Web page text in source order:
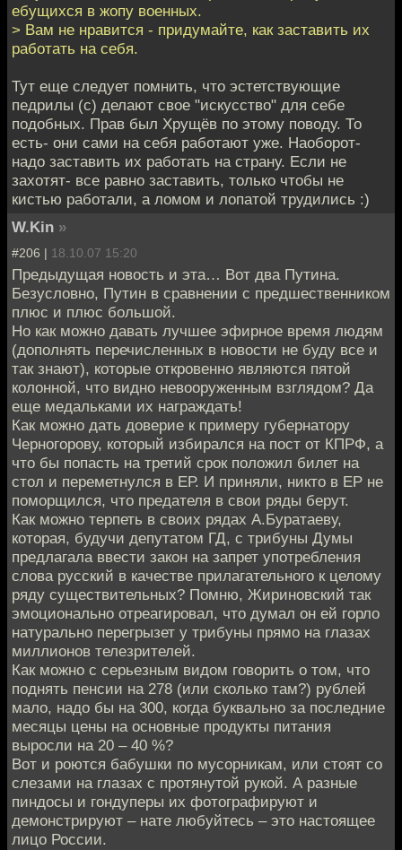
ебущихся в жопу военных.
> Вам не нравится - придумайте, как заставить их
работать на себя.
Тут еще следует помнить, что эстетствующие
педрилы (с) делают свое "искусство" для себе
подобных. Прав был Хрущёв по этому поводу. То
есть- они сами на себя работают уже. Наоборот-
надо заставить их работать на страну. Если не
захотят- все равно заставить, только чтобы не
кистью работали, а ломом и лопатой трудились :)
W.Kin »
#206 | 18.10.07 15:20
Предыдущая новость и эта… Вот два Путина.
Безусловно, Путин в сравнении с предшественником
плюс и плюс большой.
Но как можно давать лучшее эфирное время людям
(дополнять перечисленных в новости не буду все и
так знают), которые откровенно являются пятой
колонной, что видно невооруженным взглядом? Да
еще медальками их награждать!
Как можно дать доверие к примеру губернатору
Черногорову, который избирался на пост от КПРФ, а
что бы попасть на третий срок положил билет на
стол и переметнулся в ЕР. И приняли, никто в ЕР не
поморщился, что предателя в свои ряды берут.
Как можно терпеть в своих рядах А.Буратаеву,
которая, будучи депутатом ГД, с трибуны Думы
предлагала ввести закон на запрет употребления
слова русский в качестве прилагательного к целому
ряду существительных? Помню, Жириновский так
эмоционально отреагировал, что думал он ей горло
натурально перегрызет у трибуны прямо на глазах
миллионов телезрителей.
Как можно с серьезным видом говорить о том, что
поднять пенсии на 278 (или сколько там?) рублей
мало, надо бы на 300, когда буквально за последние
месяцы цены на основные продукты питания
выросли на 20 – 40 %?
Вот и роются бабушки по мусорникам, или стоят со
слезами на глазах с протянутой рукой. А разные
пиндосы и гондуперы их фотографируют и
демонстрируют – нате любуйтесь – это настоящее
лицо России.